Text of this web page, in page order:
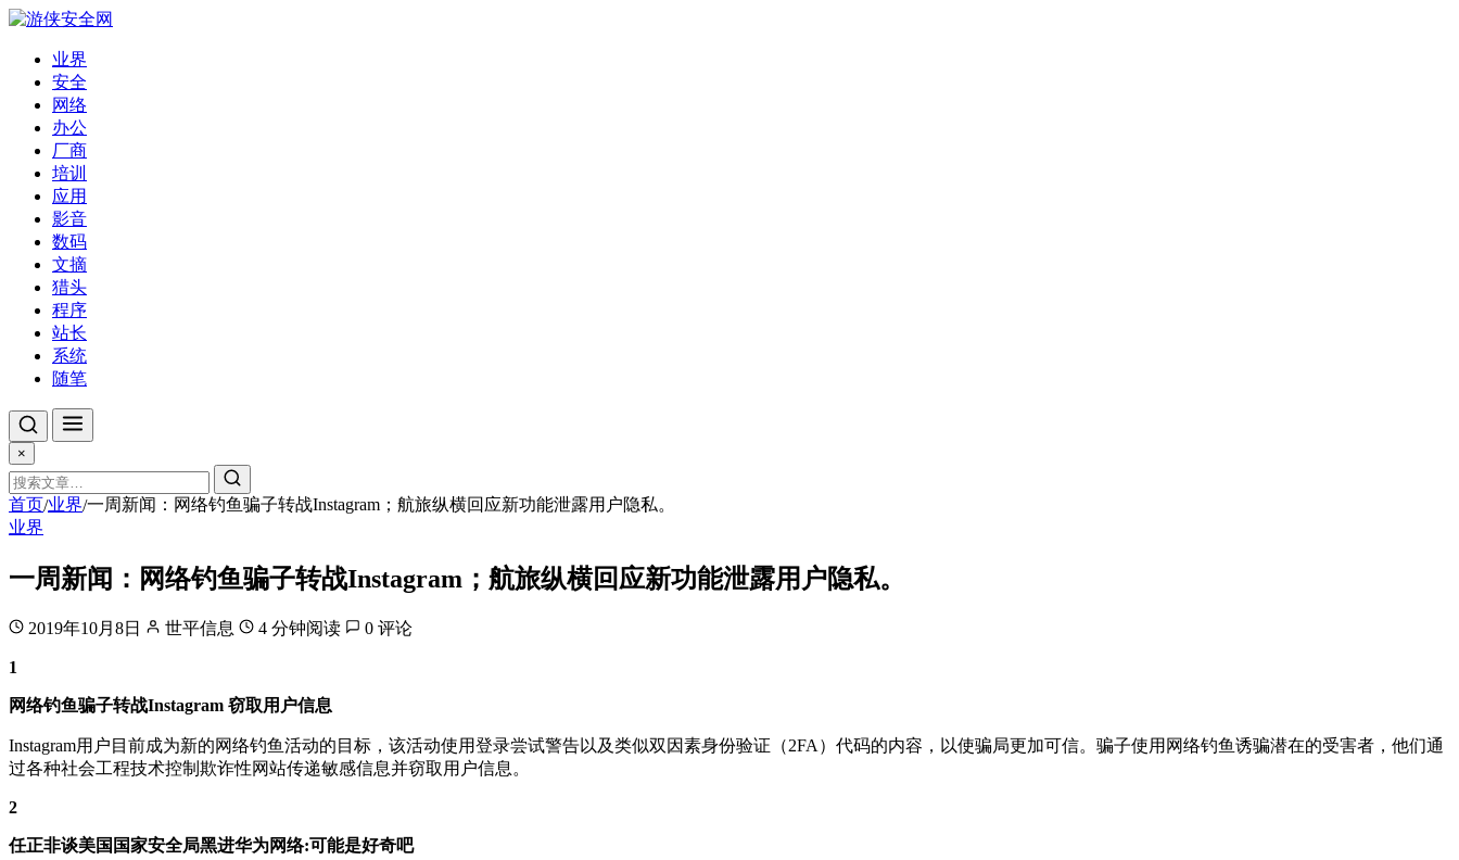
业界
安全
网络
办公
厂商
培训
应用
影音
数码
文摘
猎头
程序
站长
系统
随笔
×
首页/业界/一周新闻：网络钓鱼骗子转战Instagram；航旅纵横回应新功能泄露用户隐私。
业界
一周新闻：网络钓鱼骗子转战Instagram；航旅纵横回应新功能泄露用户隐私。
2019年10月8日 世平信息 4 分钟阅读 0 评论
1
网络钓鱼骗子转战Instagram 窃取用户信息
Instagram用户目前成为新的网络钓鱼活动的目标，该活动使用登录尝试警告以及类似双因素身份验证（2FA）代码的内容，以使骗局更加可信。骗子使用网络钓鱼诱骗潜在的受害者，他们通
过各种社会工程技术控制欺诈性网站传递敏感信息并窃取用户信息。
2
任正非谈美国国家安全局黑进华为网络:可能是好奇吧